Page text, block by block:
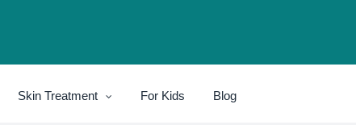
Skin Treatment For Kids Blog